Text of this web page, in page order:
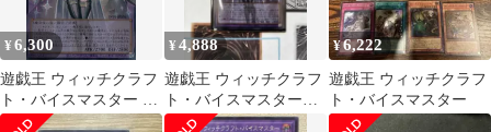
¥6,300
遊戯王 ウィッチクラフ
ト・バイスマスター オ
ーバーフレーム RV01-
¥4,888
遊戯王 ウィッチクラフ
ト・バイスマスター
オーバーフレームシー
¥6,222
遊戯王 ウィッチクラフ
ト・バイスマスター